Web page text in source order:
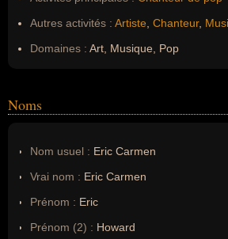
Autres activités : Artiste Chanteur,
Domaines : Art, Musique, Pop
Noms
Nom usuel : Eric Carmen
Vrai nom : Eric Carmen
Prénom : Eric
Prénom (2) : Howard